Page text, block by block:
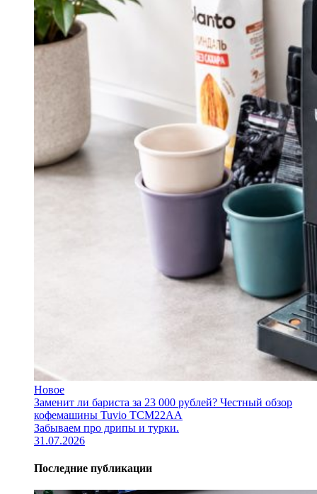
Новое
Заменит ли бариста за 23 000 рублей? Честный обзор
кофемашины Tuvio TCM22AA
Забываем про дрипы и турки.
31.07.2026
Последние публикации